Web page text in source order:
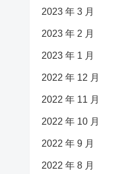
2023 年 3 月
2023 年 2 月
2023 年 1 月
2022 年 12 月
2022 年 11 月
2022 年 10 月
2022 年 9 月
2022 年 8 月